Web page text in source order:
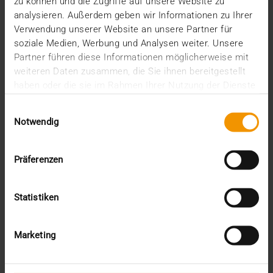
analysieren. Außerdem geben wir Informationen zu Ihrer
Verwendung unserer Website an unsere Partner für
soziale Medien, Werbung und Analysen weiter. Unsere
Partner führen diese Informationen möglicherweise mit
weiteren Daten zusammen, die Sie ihnen bereitgestellt
Notwendig
Präferenzen
Statistiken
Marketing
VISUS HEALTH IT
MEHR ERFAHREN